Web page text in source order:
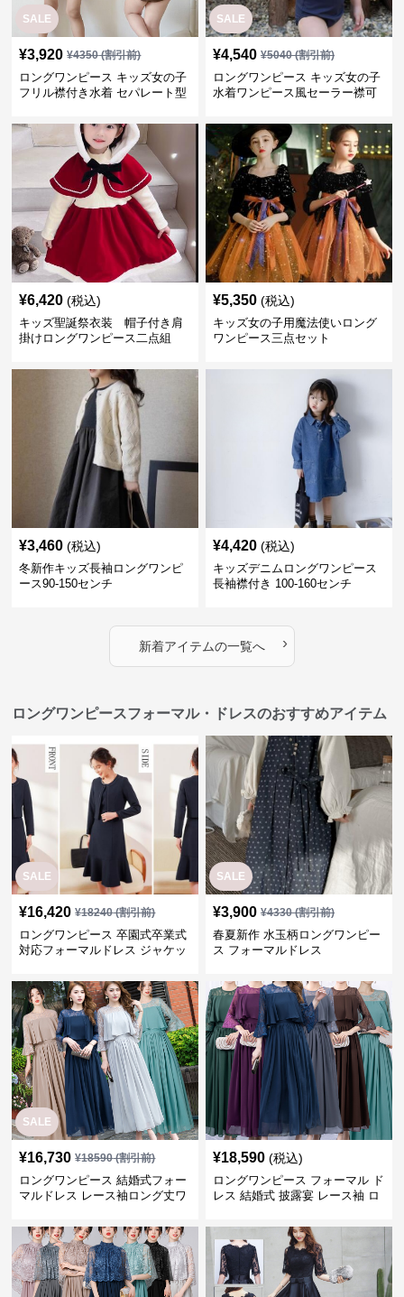
SALE
¥3,920 ¥4350(割引前)
ロングワンピース キッズ女の子
フリル襟付き水着 セパレート型
SALE
¥4,540 ¥5040(割引前)
ロングワンピース キッズ女の子
水着ワンピース風セーラー襟可
¥6,420 (税込)
キッズ聖誕祭衣装 帽子付き肩
掛けロングワンピース二点組
¥5,350 (税込)
キッズ女の子用魔法使いロング
ワンピース三点セット
¥3,460 (税込)
冬新作キッズ長袖ロングワンピ
ース90-150センチ
¥4,420 (税込)
キッズデニムロングワンピース
長袖襟付き 100-160センチ
新着アイテムの一覧へ ›
ロングワンピースフォーマル・ドレスのおすすめアイテム
SALE
¥16,420 ¥18240(割引前)
ロングワンピース 卒園式卒業式
対応フォーマルドレス ジャケッ
SALE
¥3,900 ¥4330(割引前)
春夏新作 水玉柄ロングワンピー
ス フォーマルドレス
SALE
¥16,730 ¥18590(割引前)
ロングワンピース 結婚式フォー
マルドレス レース袖ロング丈ワ
¥18,590 (税込)
ロングワンピース フォーマル ド
レス 結婚式 披露宴 レース袖 ロ